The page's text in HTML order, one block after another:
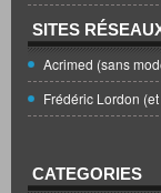
SITES
Acrimed (sans
Frédéric Lordon
CATEGORIES